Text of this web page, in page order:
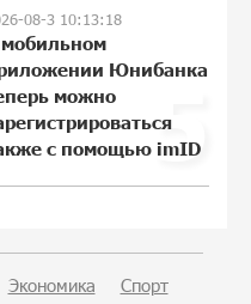
вклад «Стабильный» —
и оформление в
на Seaside
Khachaturian
5
08-3 10:13:18
Юнибанка
можно
с помощью imID
Экономика
Спорт